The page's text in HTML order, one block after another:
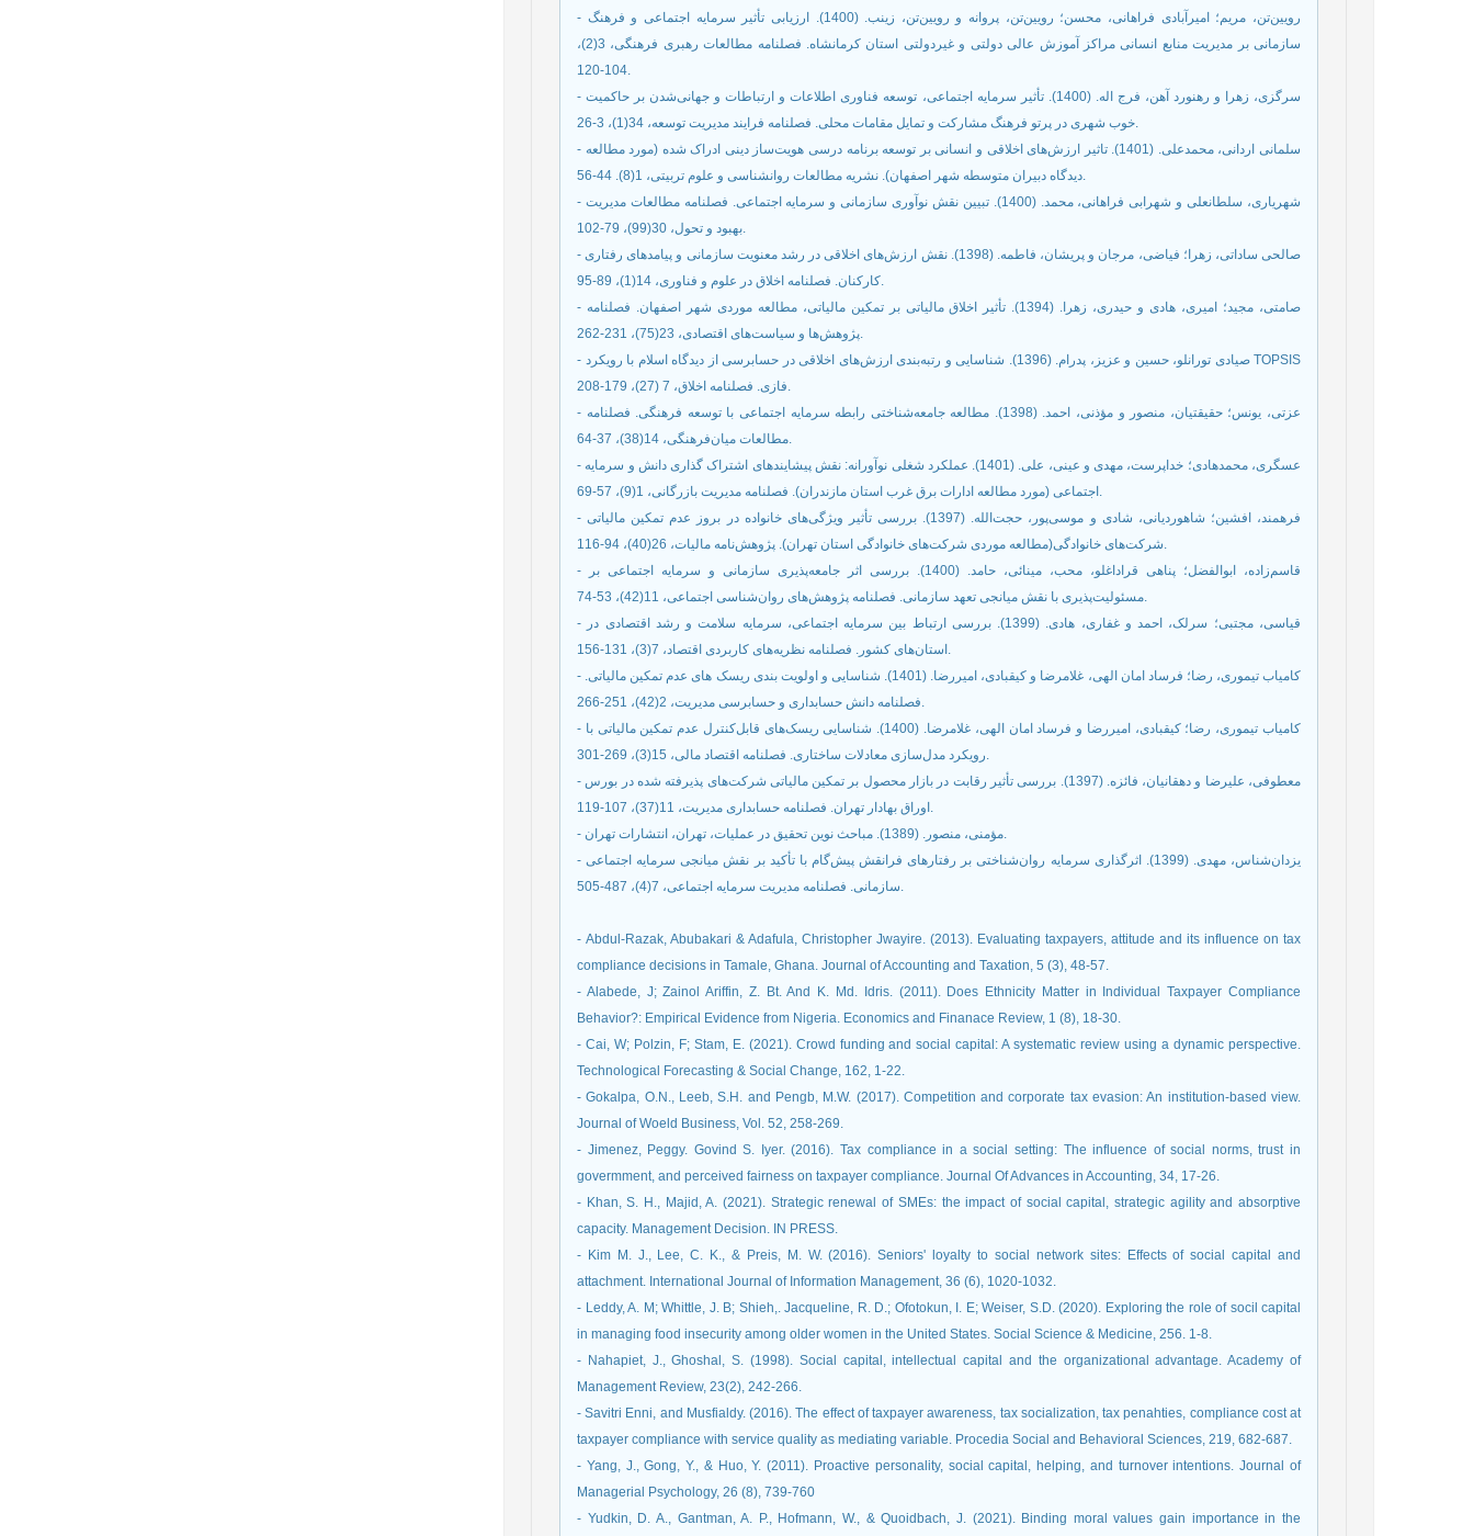
- رویین‌تن، مریم؛ امیرآبادی فراهانی، محسن؛ رویین‌تن، پروانه و رویین‌تن، زینب. (1400). ارزیابی تأثیر سرمایه اجتماعی و فرهنگ
سازمانی بر مدیریت منابع انسانی مراکز آموزش عالی دولتی و غیردولتی استان کرمانشاه. فصلنامه مطالعات رهبری فرهنگی، 3(2)،
104-120.
- سرگزی، زهرا و رهنورد آهن، فرج اله. (1400). تأثیر سرمایه اجتماعی، توسعه فناوری اطلاعات و ارتباطات و جهانی‌شدن بر حاکمیت
خوب شهری در پرتو فرهنگ مشارکت و تمایل مقامات محلی. فصلنامه فرایند مدیریت توسعه، 34(1)، 3-26.
- سلمانی اردانی، محمدعلی. (1401). تاثیر ارزش‌های اخلاقی و انسانی بر توسعه برنامه درسی هویت‌ساز دینی ادراک شده (مورد مطالعه
دیدگاه دبیران متوسطه شهر اصفهان). نشریه مطالعات روانشناسی و علوم تربیتی، 1(8). 44-56.
- شهریاری، سلطانعلی و شهرابی فراهانی، محمد. (1400). تبیین نقش نوآوری سازمانی و سرمایه اجتماعی. فصلنامه مطالعات مدیریت
بهبود و تحول، 30(99)، 79-102.
- صالحی ساداتی، زهرا؛ فیاضی، مرجان و پریشان، فاطمه. (1398). نقش ارزش‌های اخلاقی در رشد معنویت سازمانی و پیامدهای رفتاری
کارکنان. فصلنامه اخلاق در علوم و فناوری، 14(1)، 89-95.
- صامتی، مجید؛ امیری، هادی و حیدری، زهرا. (1394). تأثیر اخلاق مالیاتی بر تمکین مالیاتی، مطالعه موردی شهر اصفهان. فصلنامه
پژوهش‌ها و سیاست‌های اقتصادی، 23(75)، 231-262.
- صیادی تورانلو، حسین و عزیز، پدرام. (1396). شناسایی و رتبه‌بندی ارزش‌های اخلاقی در حسابرسی از دیدگاه اسلام با رویکرد TOPSIS
فازی. فصلنامه اخلاق، 7 (27)، 179-208.
- عزتی، یونس؛ حقیقتیان، منصور و مؤذنی، احمد. (1398). مطالعه جامعه‌شناختی رابطه سرمایه اجتماعی با توسعه فرهنگی. فصلنامه
مطالعات میان‌فرهنگی، 14(38)، 37-64.
- عسگری، محمدهادی؛ خداپرست، مهدی و عینی، علی. (1401). عملکرد شغلی نوآورانه: نقش پیشایندهای اشتراک گذاری دانش و سرمایه
اجتماعی (مورد مطالعه ادارات برق غرب استان مازندران). فصلنامه مدیریت بازرگانی، 1(9)، 57-69.
- فرهمند، افشین؛ شاهوردیانی، شادی و موسی‌پور، حجت‌الله. (1397). بررسی تأثیر ویژگی‌های خانواده در بروز عدم تمکین مالیاتی
شرکت‌های خانوادگی(مطالعه موردی شرکت‌های خانوادگی استان تهران). پژوهش‌نامه مالیات، 26(40)، 94-116.
- قاسم‌زاده، ابوالفضل؛ پناهی قراداغلو، محب، مینائی، حامد. (1400). بررسی اثر جامعه‌پذیری سازمانی و سرمایه اجتماعی بر
مسئولیت‌پذیری با نقش میانجی تعهد سازمانی. فصلنامه پژوهش‌های روان‌شناسی اجتماعی، 11(42)، 53-74.
- قیاسی، مجتبی؛ سرلک، احمد و غفاری، هادی. (1399). بررسی ارتباط بین سرمایه اجتماعی، سرمایه سلامت و رشد اقتصادی در
استان‌های کشور. فصلنامه نظریه‌های کاربردی اقتصاد، 7(3)، 131-156.
- کامیاب تیموری، رضا؛ فرساد امان الهی، غلامرضا و کیقبادی، امیررضا. (1401). شناسایی و اولویت بندی ریسک های عدم تمکین مالیاتی.
فصلنامه دانش حسابداری و حسابرسی مدیریت، 2(42)، 251-266.
- کامیاب تیموری، رضا؛ کیقبادی، امیررضا و فرساد امان الهی، غلامرضا. (1400). شناسایی ریسک‌های قابل‌کنترل عدم تمکین مالیاتی با
رویکرد مدل‌سازی معادلات ساختاری. فصلنامه اقتصاد مالی، 15(3)، 269-301.
- معطوفی، علیرضا و دهقانیان، فائزه. (1397). بررسی تأثیر رقابت در بازار محصول بر تمکین مالیاتی شرکت‌های پذیرفته شده در بورس
اوراق بهادار تهران. فصلنامه حسابداری مدیریت، 11(37)، 107-119.
- مؤمنی، منصور. (1389). مباحث نوين تحقيق در عمليات، تهران، انتشارات تهران.
- یزدان‌شناس، مهدی. (1399). اثرگذاری سرمایه روان‌شناختی بر رفتارهای فرانقش پیش‌گام با تأکید بر نقش میانجی سرمایه اجتماعی
سازمانی. فصلنامه مدیریت سرمایه اجتماعی، 7(4)، 487-505.
- Abdul-Razak, Abubakari & Adafula, Christopher Jwayire. (2013). Evaluating taxpayers, attitude and its influence on tax
compliance decisions in Tamale, Ghana. Journal of Accounting and Taxation, 5 (3), 48-57.
- Alabede, J; Zainol Ariffin, Z. Bt. And K. Md. Idris. (2011). Does Ethnicity Matter in Individual Taxpayer Compliance
Behavior?: Empirical Evidence from Nigeria. Economics and Finanace Review, 1 (8), 18-30.
- Cai, W; Polzin, F; Stam, E. (2021). Crowd funding and social capital: A systematic review using a dynamic perspective.
Technological Forecasting & Social Change, 162, 1-22.
- Gokalpa, O.N., Leeb, S.H. and Pengb, M.W. (2017). Competition and corporate tax evasion: An institution-based view.
Journal of Woeld Business, Vol. 52, 258-269.
- Jimenez, Peggy. Govind S. Iyer. (2016). Tax compliance in a social setting: The influence of social norms, trust in
govermment, and perceived fairness on taxpayer compliance. Journal Of Advances in Accounting, 34, 17-26.
- Khan, S. H., Majid, A. (2021). Strategic renewal of SMEs: the impact of social capital, strategic agility and absorptive
capacity. Management Decision. IN PRESS.
- Kim M. J., Lee, C. K., & Preis, M. W. (2016). Seniors' loyalty to social network sites: Effects of social capital and
attachment. International Journal of Information Management, 36 (6), 1020-1032.
- Leddy, A. M; Whittle, J. B; Shieh,. Jacqueline, R. D.; Ofotokun, I. E; Weiser, S.D. (2020). Exploring the role of socil capital
in managing food insecurity among older women in the United States. Social Science & Medicine, 256. 1-8.
- Nahapiet, J., Ghoshal, S. (1998). Social capital, intellectual capital and the organizational advantage. Academy of
Management Review, 23(2), 242-266.
- Savitri Enni, and Musfialdy. (2016). The effect of taxpayer awareness, tax socialization, tax penahties, compliance cost at
taxpayer compliance with service quality as mediating variable. Procedia Social and Behavioral Sciences, 219, 682-687.
- Yang, J., Gong, Y., & Huo, Y. (2011). Proactive personality, social capital, helping, and turnover intentions. Journal of
Managerial Psychology, 26 (8), 739-760
- Yudkin, D. A., Gantman, A. P., Hofmann, W., & Quoidbach, J. (2021). Binding moral values gain importance in the